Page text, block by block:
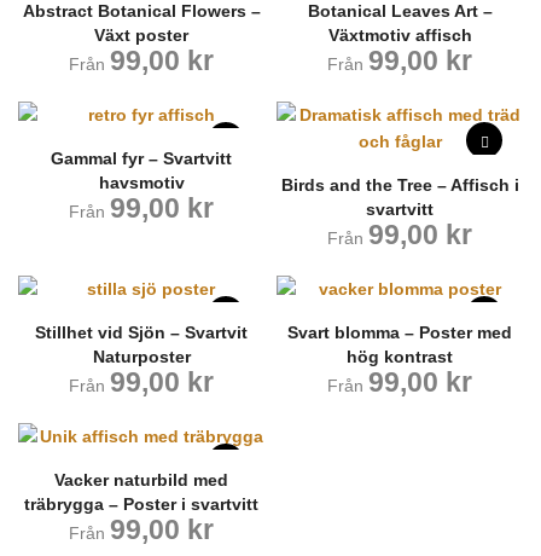
Abstract Botanical Flowers –
Växt poster
Från 99,00 kr
Botanical Leaves Art –
Växtmotiv affisch
Från 99,00 kr
Gammal fyr – Svartvitt
havsmotiv
Från 99,00 kr
Birds and the Tree – Affisch i
svartvitt
Från 99,00 kr
Stillhet vid Sjön – Svartvit
Naturposter
Från 99,00 kr
Svart blomma – Poster med
hög kontrast
Från 99,00 kr
Vacker naturbild med
träbrygga – Poster i svartvitt
Från 99,00 kr